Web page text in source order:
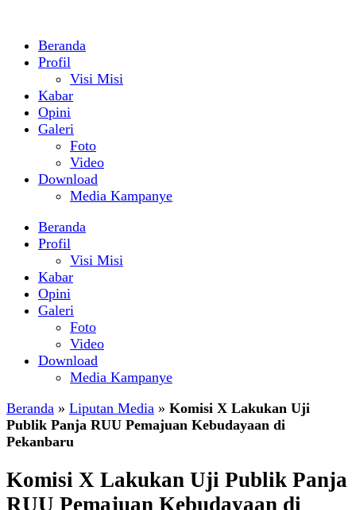
Beranda
Profil
Visi Misi
Kabar
Opini
Galeri
Foto
Video
Download
Media Kampanye
Beranda
Profil
Visi Misi
Kabar
Opini
Galeri
Foto
Video
Download
Media Kampanye
Beranda » Liputan Media » Komisi X Lakukan Uji
Publik Panja RUU Pemajuan Kebudayaan di
Pekanbaru
Komisi X Lakukan Uji Publik Panja
RUU Pemajuan Kebudayaan di